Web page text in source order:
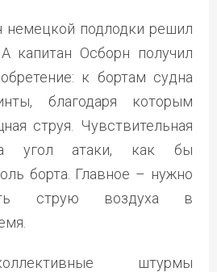
немецкой подлодки решил
капитан Осборн получил
к бортам судна
благодаря которым
струя. Чувствительная
угол атаки, как бы
борта. Главное – нужно
струю воздуха в
штурмы